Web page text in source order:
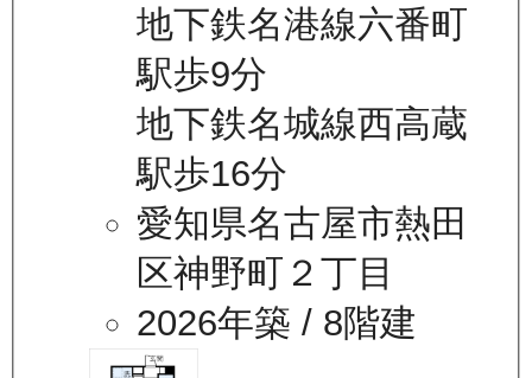
地下鉄名港線六番町
駅歩9分
地下鉄名城線西高蔵
駅歩16分
愛知県名古屋市熱田
区神野町２丁目
2026年築 / 8階建